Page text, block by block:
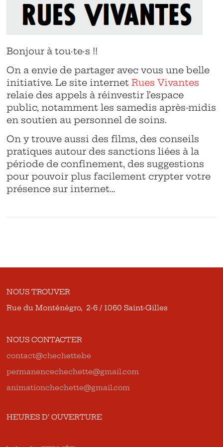
Bonjour à tou·te·s !!
On a envie de partager avec vous une belle
initiative. Le site internetRues Vivantes
relaie des appels à réinvestir l’espace
public, notamment les samedis après-midis
en soutien au personnel de soins.
On y trouve aussi des films, des conseils
pratiques autour des sanctions liées à la
période de confinement, des suggestions
pour pouvoir plus facilement crypter votre
présence sur internet…
NOUS TROUVER
Rue du Monténégro, 2-6 / 1060 Saint-Gilles
NOUS CONTACTER
contact@chechette.be
permanencechechette@gmail.com
animationchechette@gmail.com
HEURES D’ OUVERTURE